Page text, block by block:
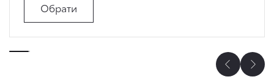
Обрати